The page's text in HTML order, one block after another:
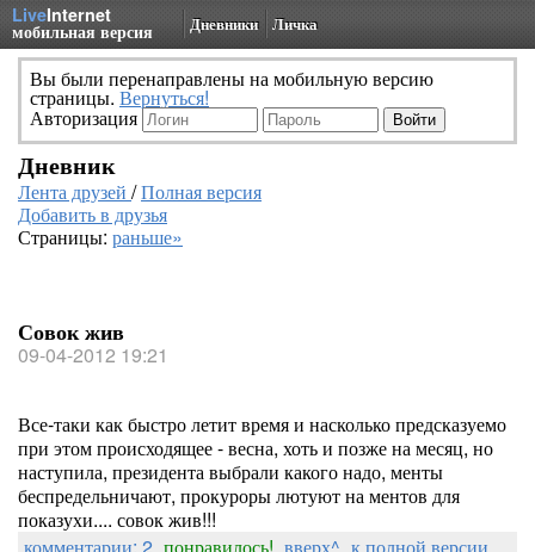
LiveInternet
мобильная версия Дневники Личка
Вы были перенаправлены на мобильную версию
страницы. Вернуться!
Авторизация
Дневник
Лента друзей /Полная версия
Добавить в друзья
Страницы: раньше»
Совок жив
09-04-2012 19:21
Все-таки как быстро летит время и насколько предсказуемо
при этом происходящее - весна, хоть и позже на месяц, но
наступила, президента выбрали какого надо, менты
беспредельничают, прокуроры лютуют на ментов для
показухи.... совок жив!!!